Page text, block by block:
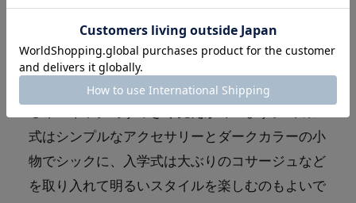
う特徴があります。しかし、ジャンバースカート
タイプのセットアップなら、気になるお腹まわり
を自然にカバーできるのでおすすめです。
また、縦にストンと落ちるＩラインや抜け感のあ
式はシンプルなアクセサリーとダークカラーの小
物でシックに、入学式は大ぶりのコサージュなど
を取り入れて明るいスタイルを楽しむのもよいで